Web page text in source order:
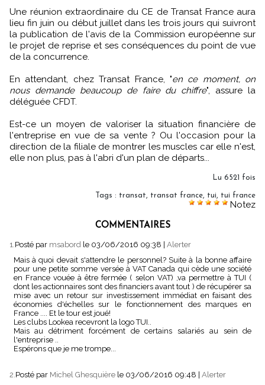
Une réunion extraordinaire du CE de Transat France aura
lieu fin juin ou début juillet dans les trois jours qui suivront
la publication de l'avis de la Commission européenne sur
le projet de reprise et ses conséquences du point de vue
de la concurrence.
En attendant, chez Transat France, "en ce moment, on
nous demande beaucoup de faire du chiffre", assure la
déléguée CFDT.
Est-ce un moyen de valoriser la situation financière de
l'entreprise en vue de sa vente ? Ou l'occasion pour la
direction de la filiale de montrer les muscles car elle n'est,
elle non plus, pas à l'abri d'un plan de départs...
Lu 6521 fois
Tags : transat transat france tui tui france
Notez
COMMENTAIRES
1. Posté par msabord le 03/06/2016 09:38 | Alerter
Mais à quoi devait s'attendre le personnel? Suite à la bonne affaire
pour une petite somme versée à VAT Canada qui cède une société
en France vouée à être fermée ( selon VAT) ,va permettre à TUI (
dont les actionnaires sont des financiers avant tout ) de récupérer sa
mise avec un retour sur investissement immédiat en faisant des
économies d'échelles sur le fonctionnement des marques en
France .... Et le tour est joué!
Les clubs Lookea recevront la logo TUI..
Mais au détriment forcément de certains salariés au sein de
l'entreprise ..
Espérons que je me trompe...
2. Posté par Michel Ghesquière le 03/06/2016 09:48
Alerter